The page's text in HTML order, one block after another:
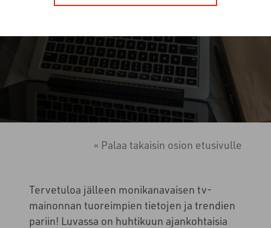
« Palaa takaisin osion etusivulle
Tervetuloa jälleen monikanavaisen tv-
mainonnan tuoreimpien tietojen ja trendien
pariin! Luvassa on huhtikuun ajankohtaisia